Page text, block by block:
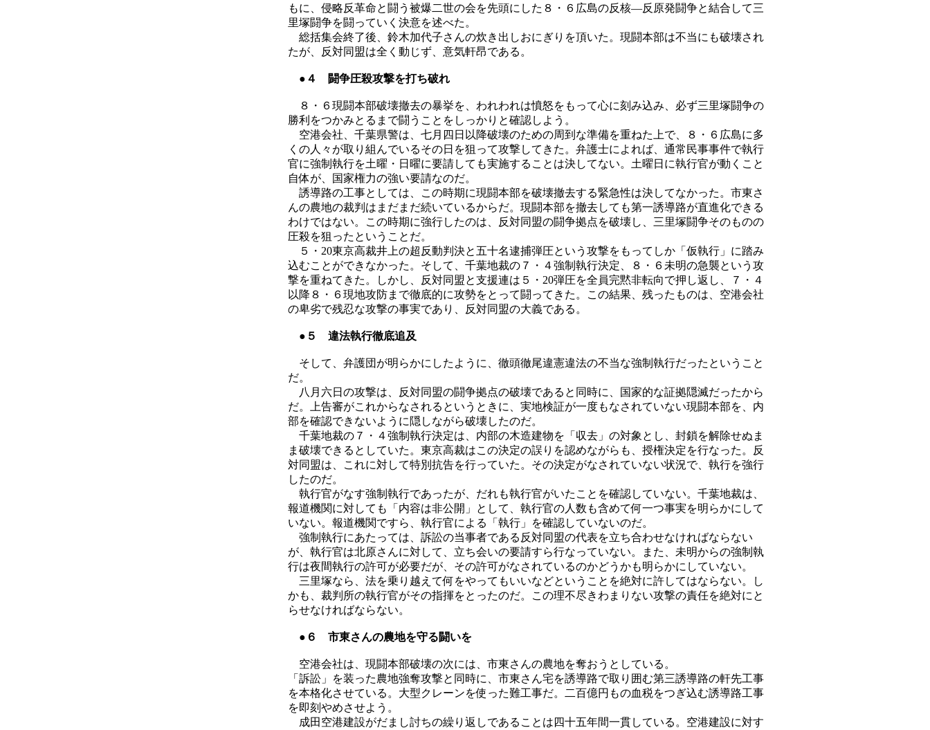
もに、侵略反革命と闘う被爆二世の会を先頭にした８・６広島の反核―反原発闘争と結合して三
里塚闘争を闘っていく決意を述べた。
総括集会終了後、鈴木加代子さんの炊き出しおにぎりを頂いた。現闘本部は不当にも破壊され
たが、反対同盟は全く動じず、意気軒昂である。
●４ 闘争圧殺攻撃を打ち破れ
８・６現闘本部破壊撤去の暴挙を、われわれは憤怒をもって心に刻み込み、必ず三里塚闘争の
勝利をつかみとるまで闘うことをしっかりと確認しよう。
空港会社、千葉県警は、七月四日以降破壊のための周到な準備を重ねた上で、８・６広島に多
くの人々が取り組んでいるその日を狙って攻撃してきた。弁護士によれば、通常民事事件で執行
官に強制執行を土曜・日曜に要請しても実施することは決してない。土曜日に執行官が動くこと
自体が、国家権力の強い要請なのだ。
誘導路の工事としては、この時期に現闘本部を破壊撤去する緊急性は決してなかった。市東さ
んの農地の裁判はまだまだ続いているからだ。現闘本部を撤去しても第一誘導路が直進化できる
わけではない。この時期に強行したのは、反対同盟の闘争拠点を破壊し、三里塚闘争そのものの
圧殺を狙ったということだ。
５・20東京高裁井上の超反動判決と五十名逮捕弾圧という攻撃をもってしか「仮執行」に踏み
込むことができなかった。そして、千葉地裁の７・４強制執行決定、８・６未明の急襲という攻
撃を重ねてきた。しかし、反対同盟と支援連は５・20弾圧を全員完黙非転向で押し返し、７・４
以降８・６現地攻防まで徹底的に攻勢をとって闘ってきた。この結果、残ったものは、空港会社
の卑劣で残忍な攻撃の事実であり、反対同盟の大義である。
●５ 違法執行徹底追及
そして、弁護団が明らかにしたように、徹頭徹尾違憲違法の不当な強制執行だったということ
だ。
八月六日の攻撃は、反対同盟の闘争拠点の破壊であると同時に、国家的な証拠隠滅だったから
だ。上告審がこれからなされるというときに、実地検証が一度もなされていない現闘本部を、内
部を確認できないように隠しながら破壊したのだ。
千葉地裁の７・４強制執行決定は、内部の木造建物を「収去」の対象とし、封鎖を解除せぬま
ま破壊できるとしていた。東京高裁はこの決定の誤りを認めながらも、授権決定を行なった。反
対同盟は、これに対して特別抗告を行っていた。その決定がなされていない状況で、執行を強行
したのだ。
執行官がなす強制執行であったが、だれも執行官がいたことを確認していない。千葉地裁は、
報道機関に対しても「内容は非公開」として、執行官の人数も含めて何一つ事実を明らかにして
いない。報道機関ですら、執行官による「執行」を確認していないのだ。
強制執行にあたっては、訴訟の当事者である反対同盟の代表を立ち合わせなければならない
が、執行官は北原さんに対して、立ち会いの要請すら行なっていない。また、未明からの強制執
行は夜間執行の許可が必要だが、その許可がなされているのかどうかも明らかにしていない。
三里塚なら、法を乗り越えて何をやってもいいなどということを絶対に許してはならない。し
かも、裁判所の執行官がその指揮をとったのだ。この理不尽きわまりない攻撃の責任を絶対にと
らせなければならない。
●６ 市東さんの農地を守る闘いを
空港会社は、現闘本部破壊の次には、市東さんの農地を奪おうとしている。
「訴訟」を装った農地強奪攻撃と同時に、市東さん宅を誘導路で取り囲む第三誘導路の軒先工事
を本格化させている。大型クレーンを使った難工事だ。二百億円もの血税をつぎ込む誘導路工事
を即刻やめさせよう。
成田空港建設がだまし討ちの繰り返しであることは四十五年間一貫している。空港建設に対す